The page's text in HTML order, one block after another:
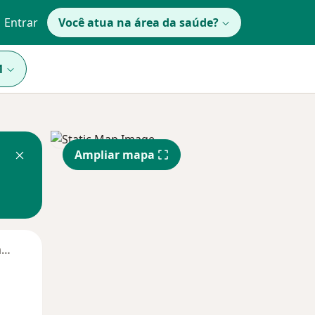
Entrar Você atua na área da saúde?
Segunda-feira
Ampliar mapa